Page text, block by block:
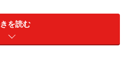
に。結果を振り返ってみる
たのは1回のみ。しかも、最
を読む